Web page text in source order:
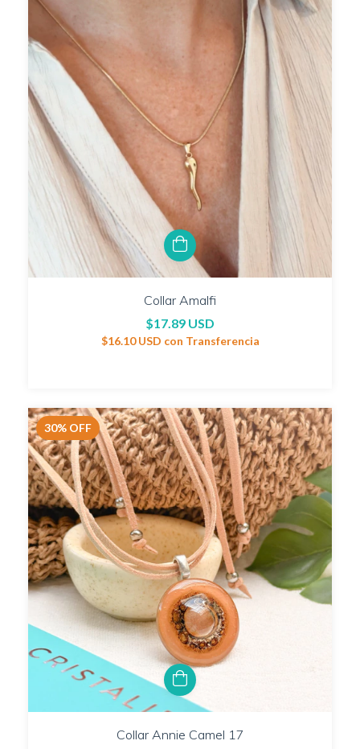
Collar Amalfi
$17.89 USD
$16.10 USD con Transferencia
30% OFF
Collar Annie Camel 17